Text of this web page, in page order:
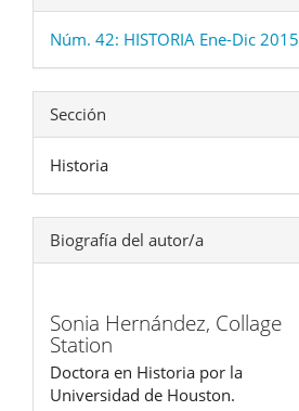
Núm. 42: HISTORIA Ene-Dic 2015
Sección
Historia
Biografía del autor/a
Sonia Hernández, Collage
Station
Doctora en Historia por la
Universidad de Houston.